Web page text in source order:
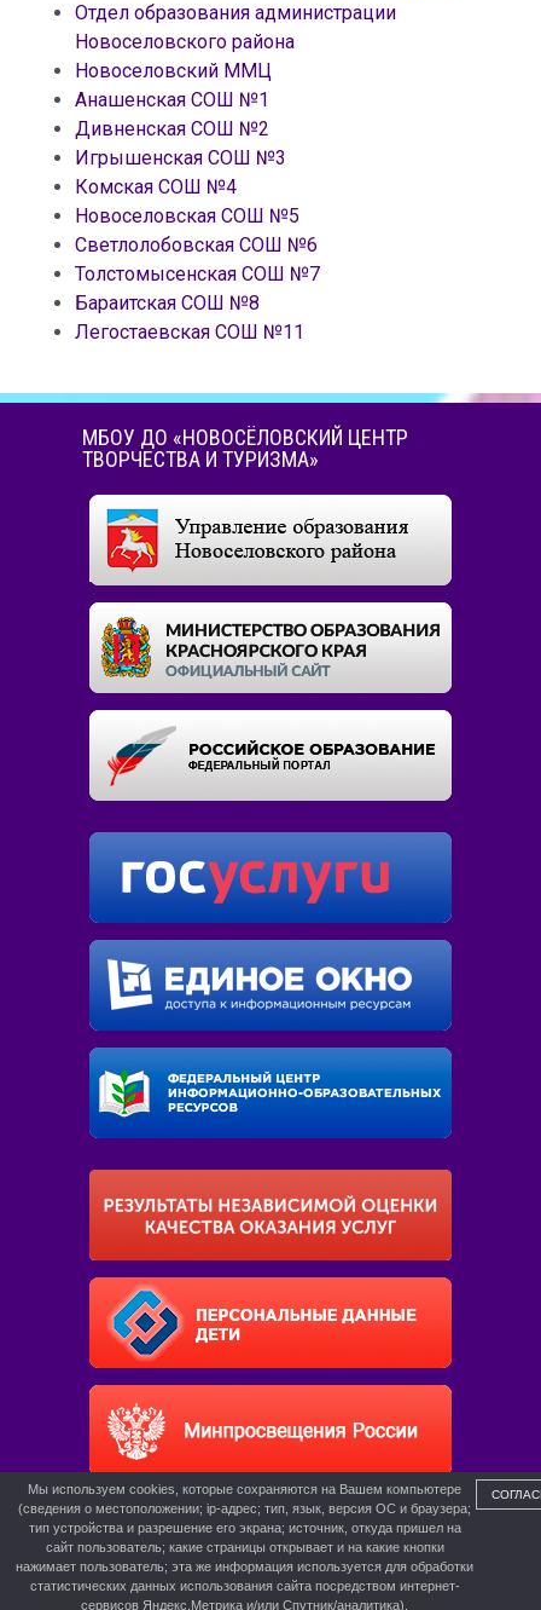
Отдел образования администрации
Новоселовского района
Новоселовский ММЦ
Анашенская СОШ №1
Дивненская СОШ №2
Игрышенская СОШ №3
Комская СОШ №4
Новоселовская СОШ №5
Светлолобовская СОШ №6
Толстомысенская СОШ №7
Бараитская СОШ №8
Легостаевская СОШ №11
МБОУ ДО «НОВОСЁЛОВСКИЙ ЦЕНТР
ТВОРЧЕСТВА И ТУРИЗМА»
Мы используем cookies, которые сохраняются на Вашем компьютере
(сведения о местоположении; ip-адрес; тип, язык, версия ОС и браузера;
тип устройства и разрешение его экрана; источник, откуда пришел на
сайт пользователь; какие страницы открывает и на какие кнопки
нажимает пользователь; эта же информация используется для обработки
статистических данных использования сайта посредством интернет-
сервисов Яндекс.Метрика и/или Спутник/аналитика).